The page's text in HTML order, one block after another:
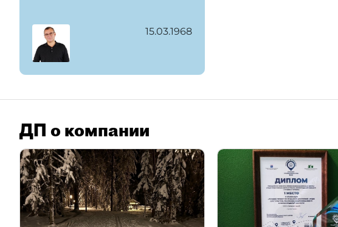
15.03.1968
ДП о компании